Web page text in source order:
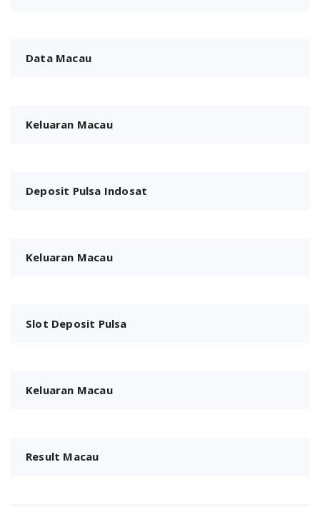
Data Macau
Keluaran Macau
Deposit Pulsa Indosat
Keluaran Macau
Slot Deposit Pulsa
Keluaran Macau
Result Macau